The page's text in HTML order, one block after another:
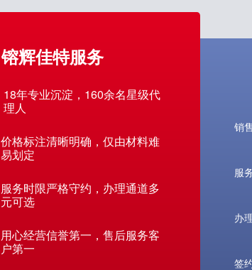
镕辉佳特服务
18年专业沉淀，160余名星级代
理人
价格标注清晰明确，仅由材料难
易划定
服务时限严格守约，办理通道多
元可选
用心经营信誉第一，售后服务客
户第一
销
服
办
签